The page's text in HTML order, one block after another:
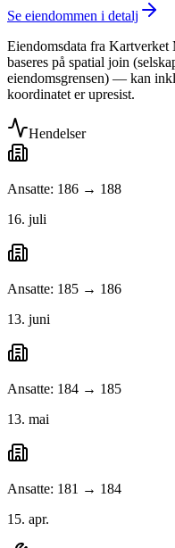
Se eiendommen i detalj
Eiendomsdata fra
baseres på spatial join
eiendomsgrensen) — kan
koordinatet er upresist.
Hendelser
Ansatte: 186 → 188
16. juli
Ansatte: 185 → 186
13. juni
Ansatte: 184 → 185
13. mai
Ansatte: 181 → 184
15. apr.